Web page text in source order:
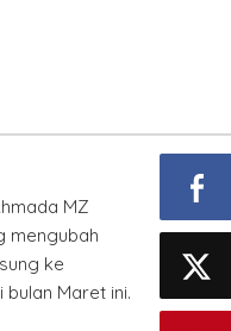
MZ
mengubah
ke
Maret ini.